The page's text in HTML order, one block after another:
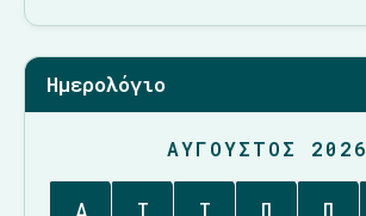
Ημερολόγιο
ΑΎΓΟΥΣΤΟΣ 2026
Δ Τ Τ Π Π